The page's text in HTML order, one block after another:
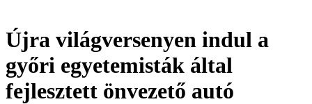
Újra világversenyen indul a
győri egyetemisták által
fejlesztett önvezető autó